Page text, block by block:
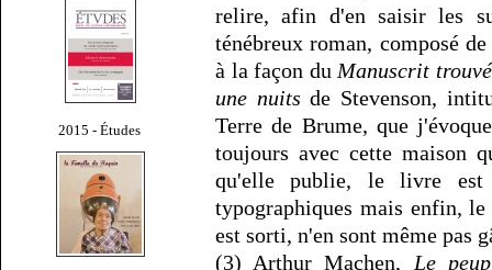
2015 - Études
relire, afin d'en saisir les
ténébreux roman, composé
à la façon du Manuscrit
une nuits de Stevenson,
Terre de Brume, que
toujours avec cette maison
qu'elle publie, le livre
typographiques mais enfin,
est sorti, n'en sont même pas
(3) Arthur Machen, Le